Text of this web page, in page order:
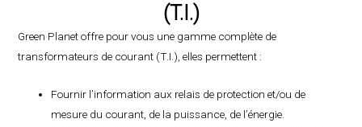
(T.I.)
Green Planet offre pour vous une gamme complète de
transformateurs de courant (T.I.), elles permettent :
Fournir l’information aux relais de protection et/ou de
mesure du courant, de la puissance, de l’énergie.